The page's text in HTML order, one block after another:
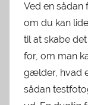
Ved en sådan
om du kan
til at skabe
for, om man
gælder, hvad
sådan